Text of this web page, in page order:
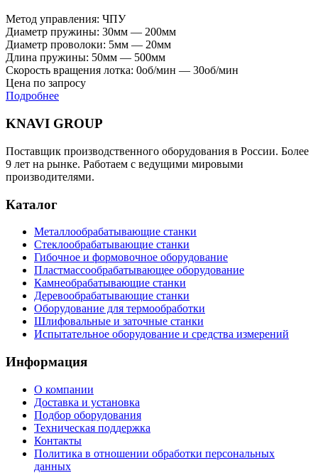
Метод управления: ЧПУ
Диаметр пружины: 30мм — 200мм
Диаметр проволоки: 5мм — 20мм
Длина пружины: 50мм — 500мм
Скорость вращения лотка: 0об/мин — 30об/мин
Цена по запросу
Подробнее
KNAVI GROUP
Поставщик производственного оборудования в России. Более
9 лет на рынке. Работаем с ведущими мировыми
производителями.
Каталог
Металлообрабатывающие станки
Стеклообрабатывающие станки
Гибочное и формовочное оборудование
Пластмассообрабатывающее оборудование
Камнеобрабатывающие станки
Деревообрабатывающие станки
Оборудование для термообработки
Шлифовальные и заточные станки
Испытательное оборудование и средства измерений
Информация
О компании
Доставка и установка
Подбор оборудования
Техническая поддержка
Контакты
Политика в отношении обработки персональных
данных